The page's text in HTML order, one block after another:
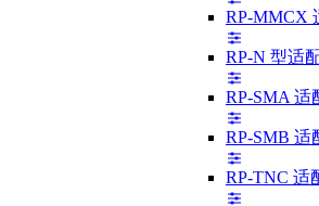
RP-MMCX
RP-N 型适
RP-SMA 适
RP-SMB 适
RP-TNC 适